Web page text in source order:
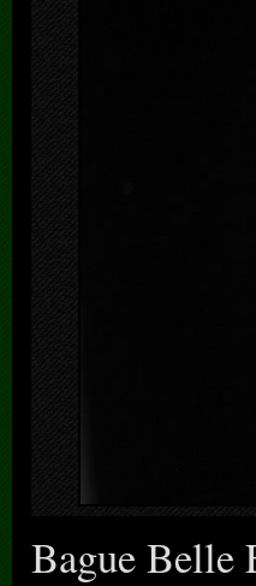
Bague Belle